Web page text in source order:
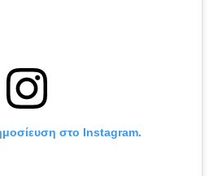
στο Instagram.